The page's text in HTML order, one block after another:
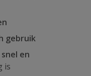
gebruik
snel en
is